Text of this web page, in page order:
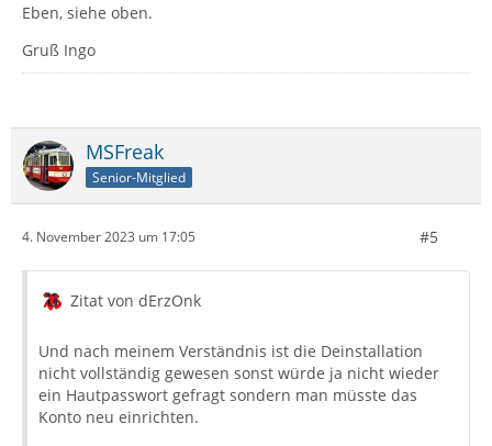
Eben, siehe oben.
Gruß Ingo
MSFreak
Senior-Mitglied
4. November 2023 um 17:05 #5
Zitat von dErzOnk
Und nach meinem Verständnis ist die Deinstallation
nicht vollständig gewesen sonst würde ja nicht wieder
ein Hautpasswort gefragt sondern man müsste das
Konto neu einrichten.